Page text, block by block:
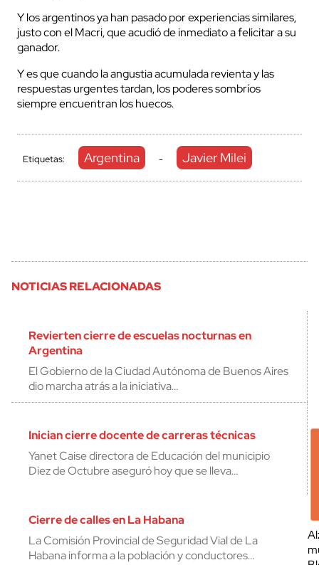
Y los argentinos ya han pasado por experiencias similares,
justo con el Macri, que acudió de inmediato a felicitar a su
ganador.
Y es que cuando la angustia acumulada revienta y las
respuestas urgentes tardan, los poderes sombríos
siempre encuentran los huecos.
Etiquetas: Argentina - Javier Milei
NOTICIAS RELACIONADAS
Revierten cierre de escuelas nocturnas en
Argentina
El Gobierno de la Ciudad Autónoma de Buenos Aires
dio marcha atrás a la iniciativa…
Inician cierre docente de carreras técnicas
Yanet Caise directora de Educación del municipio
Diez de Octubre aseguró hoy que se lleva…
Cierre de calles en La Habana
La Comisión Provincial de Seguridad Vial de La
Habana informa a la población y conductores…